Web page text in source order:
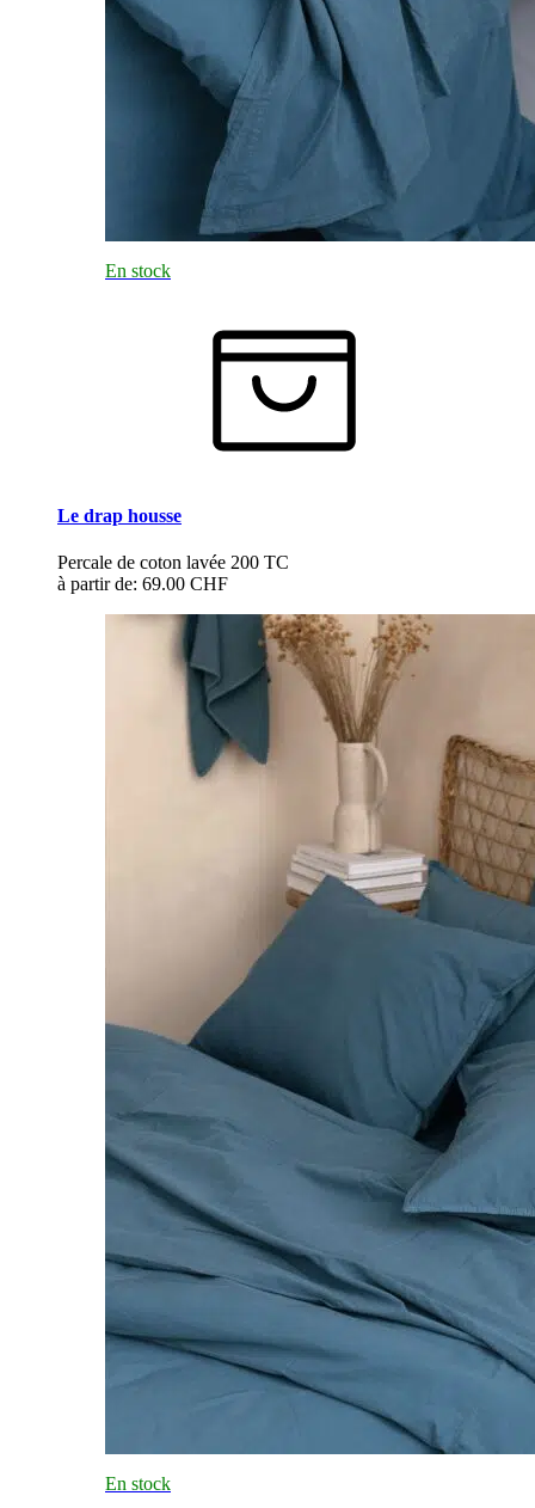
En stock
Le drap housse
Percale de coton lavée 200 TC
à partir de: 69.00 CHF
En stock